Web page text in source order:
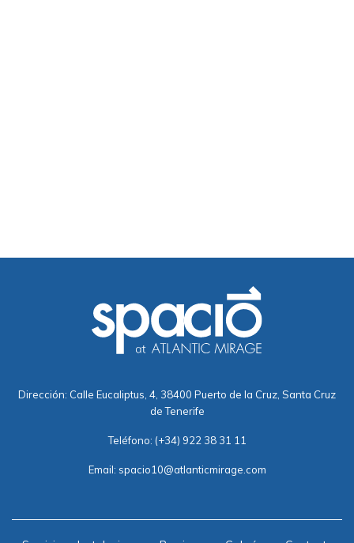
Dirección: Calle Eucaliptus, 4, 38400 Puerto de la Cruz, Santa Cruz
de Tenerife
Teléfono: (+34) 922 38 31 11
Email: spacio10@atlanticmirage.com